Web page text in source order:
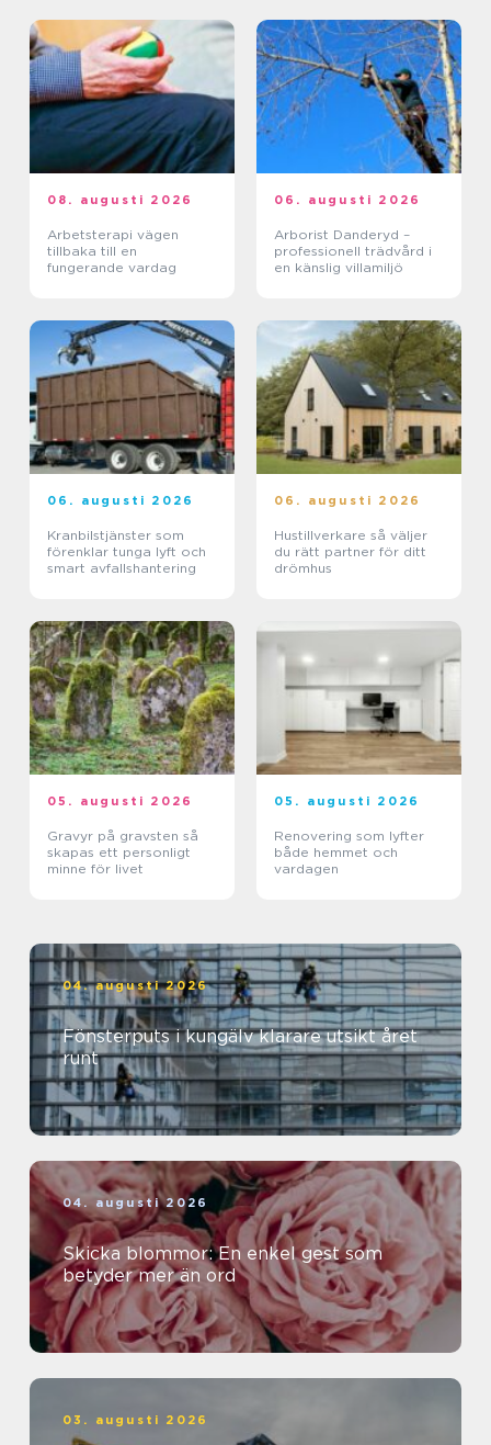
08. augusti 2026
Arbetsterapi vägen
tillbaka till en
fungerande vardag
06. augusti 2026
Arborist Danderyd –
professionell trädvård i
en känslig villamiljö
06. augusti 2026
Kranbilstjänster som
förenklar tunga lyft och
smart avfallshantering
06. augusti 2026
Hustillverkare så väljer
du rätt partner för ditt
drömhus
05. augusti 2026
Gravyr på gravsten så
skapas ett personligt
minne för livet
05. augusti 2026
Renovering som lyfter
både hemmet och
vardagen
04. augusti 2026
Fönsterputs i kungälv klarare utsikt året
runt
04. augusti 2026
Skicka blommor: En enkel gest som
betyder mer än ord
03. augusti 2026